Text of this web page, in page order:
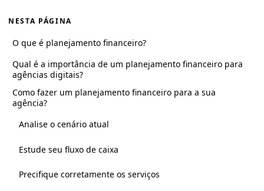
NESTA PÁGINA
O que é planejamento financeiro?
Qual é a importância de um planejamento financeiro para
agências digitais?
Como fazer um planejamento financeiro para a sua
agência?
Analise o cenário atual
Estude seu fluxo de caixa
Precifique corretamente os serviços